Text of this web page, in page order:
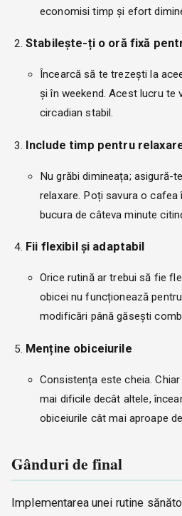
economisi timp și efort
Stabilește-ți o oră fixă
Încearcă să te trezești la
și în weekend. Acest lucru te
circadian stabil.
Include timp pentru
Nu grăbi dimineața; asigură-
relaxare. Poți savura o cafea
bucura de câteva minute
Fii flexibil și adaptabil
Orice rutină ar trebui să fie
obicei nu funcționează
modificări până găsești
Menține obiceiurile
Consistența este cheia.
mai dificile decât altele,
obiceiurile cât mai aproape
Gânduri de final
Implementarea unei rutine